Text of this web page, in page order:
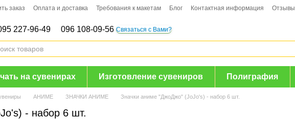
заказ Оплата и доставка Требования к макетам Блог Контактная информация Отзывы
227-96-49 096 108-09-56 Связаться с Вами?
на сувенирах Изготовление сувениров Полиграфия
АНИМЕ ЗНАЧКИ АНИМЕ Значки аниме "ДжоДжо" (JoJo's) - набор 6 шт.
- набор 6 шт.